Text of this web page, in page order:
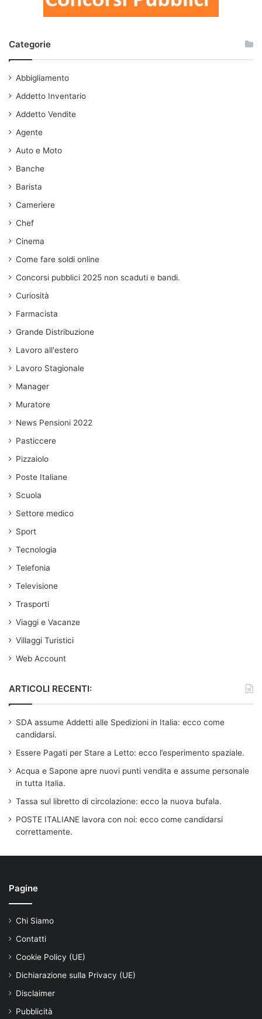
Categorie
Abbigliamento
Addetto Inventario
Addetto Vendite
Agente
Auto e Moto
Banche
Barista
Cameriere
Chef
Cinema
Come fare soldi online
Concorsi pubblici 2025 non scaduti e bandi.
Curiosità
Farmacista
Grande Distribuzione
Lavoro all'estero
Lavoro Stagionale
Manager
Muratore
News Pensioni 2022
Pasticcere
Pizzaiolo
Poste Italiane
Scuola
Settore medico
Sport
Tecnologia
Telefonia
Televisione
Trasporti
Viaggi e Vacanze
Villaggi Turistici
Web Account
ARTICOLI RECENTI:
SDA assume Addetti alle Spedizioni in Italia: ecco come
candidarsi.
Essere Pagati per Stare a Letto: ecco l’esperimento spaziale.
Acqua e Sapone apre nuovi punti vendita e assume personale
in tutta Italia.
Tassa sul libretto di circolazione: ecco la nuova bufala.
POSTE ITALIANE lavora con noi: ecco come candidarsi
correttamente.
Pagine
Chi Siamo
Contatti
Cookie Policy (UE)
Dichiarazione sulla Privacy (UE)
Disclaimer
Pubblicità